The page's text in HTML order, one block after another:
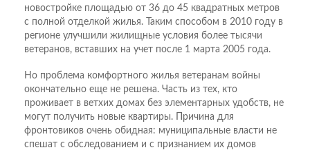
новостройке площадью от 36 до 45 квадратных метров
с полной отделкой жилья. Таким способом в 2010 году в
регионе улучшили жилищные условия более тысячи
ветеранов, вставших на учет после 1 марта 2005 года.
Но проблема комфортного жилья ветеранам войны
окончательно еще не решена. Часть из тех, кто
проживает в ветхих домах без элементарных удобств, не
могут получить новые квартиры. Причина для
фронтовиков очень обидная: муниципальные власти не
спешат с обследованием и с признанием их домов